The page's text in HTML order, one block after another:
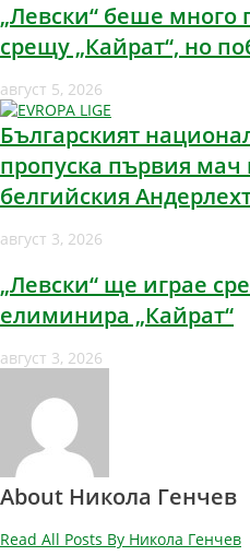
„Левски“ беше много
срещу „Кайрат“, но
август 5, 2026
Българският
пропуска първия
белгийския
август 3, 2026
„Левски“ ще играе
елиминира „Кайрат“
август 3, 2026
About Никола Генчев
Read All Posts By Никола Генчев